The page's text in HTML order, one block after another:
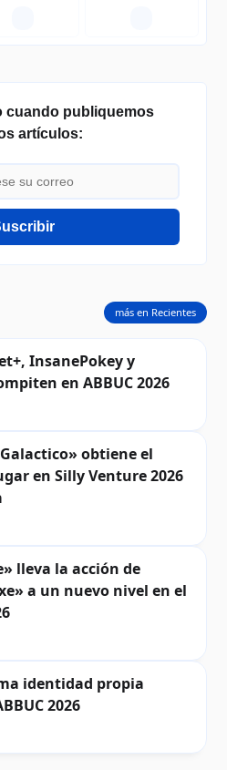
cuando publiquemos
artículos:
InsanePokey y
en ABBUC 2026
obtiene el
en Silly Venture 2026
lleva la acción de
a un nuevo nivel en el
identidad propia
2026
más en Recientes